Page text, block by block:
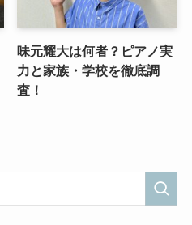
味元耀大は何者？ピアノ実
力と家族・学校を徹底調
査！